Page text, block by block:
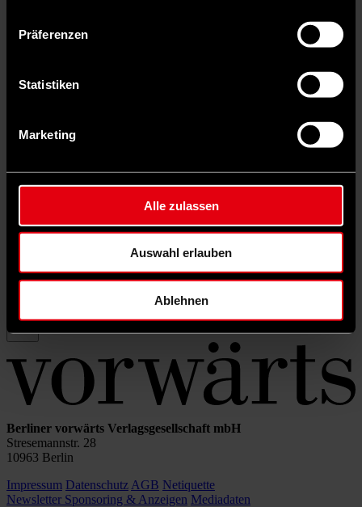
Präferenzen
Statistiken
Marketing
Alle zulassen
Auswahl erlauben
Ablehnen
Rubrik filtern Schlagwörter filtern Autor*in filtern
Berliner vorwärts Verlagsgesellschaft mbH
Stresemannstr. 28
10963 Berlin
Impressum Datenschutz AGB Netiquette
Newsletter Sponsoring & Anzeigen Mediadaten